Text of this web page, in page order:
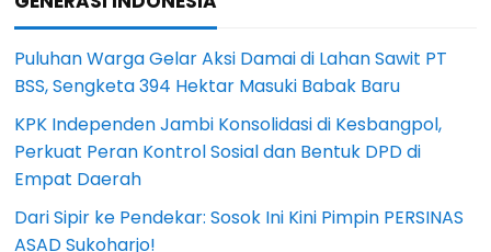
Puluhan Warga Gelar Aksi Damai di Lahan Sawit PT
BSS, Sengketa 394 Hektar Masuki Babak Baru
KPK Independen Jambi Konsolidasi di Kesbangpol,
Perkuat Peran Kontrol Sosial dan Bentuk DPD di
Empat Daerah
Dari Sipir ke Pendekar: Sosok Ini Kini Pimpin PERSINAS
ASAD Sukoharjo!